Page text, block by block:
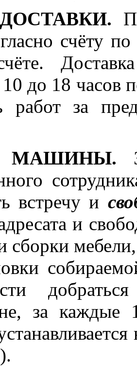
счёту
до 18 часов
работ за
МАШИНЫ.
встречу и
и
сборки
за каждые